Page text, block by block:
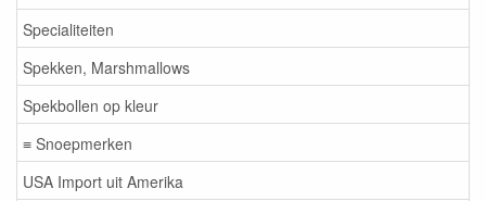
Specialiteiten
Spekken, Marshmallows
Spekbollen op kleur
≡ Snoepmerken
USA Import uit Amerika